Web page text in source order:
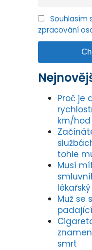
Souhlasím
zpracování
Proč je
km/
tohle
Musí
Muž se
smrt